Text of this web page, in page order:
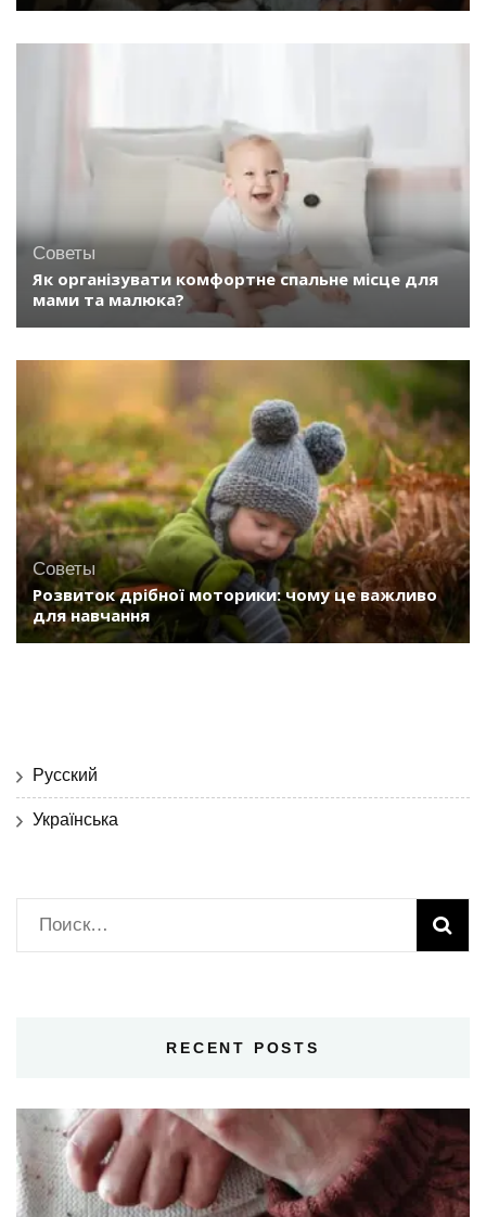
Советы
Як організувати комфортне спальне місце для
мами та малюка?
Советы
Розвиток дрібної моторики: чому це важливо
для навчання
Русский
Українська
Найти:
RECENT POSTS